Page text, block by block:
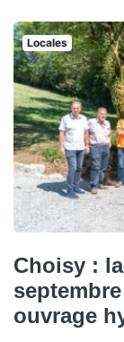
Locales
Choisy :
ouvrage